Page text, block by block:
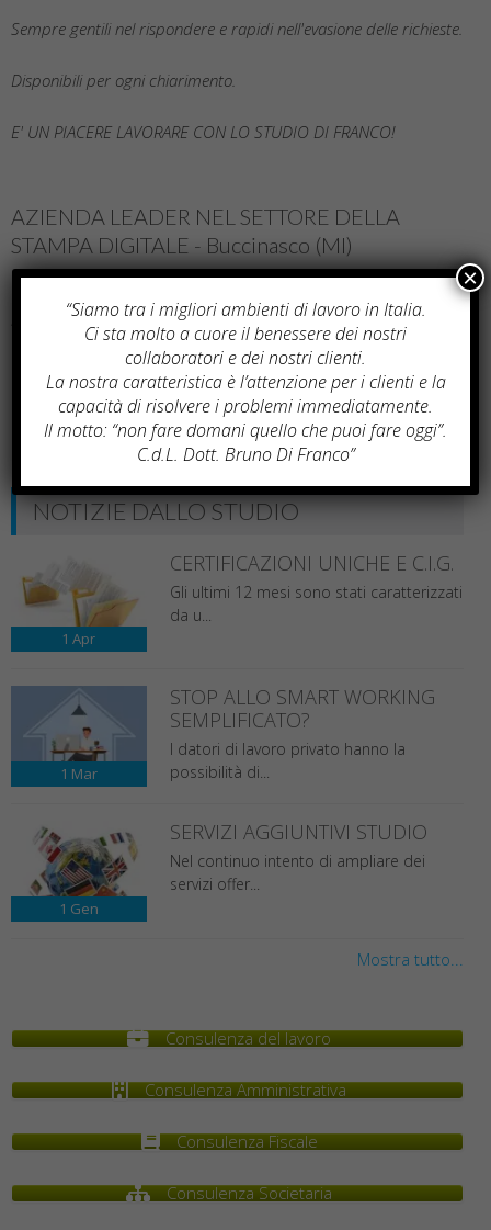
Sempre gentili nel rispondere e rapidi nell'evasione delle richieste.
Disponibili per ogni chiarimento.
E' UN PIACERE LAVORARE CON LO STUDIO DI FRANCO!
AZIENDA LEADER NEL SETTORE DELLA
STAMPA DIGITALE - Buccinasco (MI)
Servizio paghe e contributi ottimo.
Segreteria e assistenza in genere impeccabili!
NOTIZIE DALLO STUDIO
1 Apr
CERTIFICAZIONI UNICHE E C.I.G.
Gli ultimi 12 mesi sono stati caratterizzati
da u...
1 Mar
STOP ALLO SMART WORKING
SEMPLIFICATO?
I datori di lavoro privato hanno la
possibilità di...
1 Gen
SERVIZI AGGIUNTIVI STUDIO
Nel continuo intento di ampliare dei
servizi offer...
Mostra tutto...
Consulenza del lavoro
Consulenza Amministrativa
Consulenza Fiscale
Consulenza Societaria
“Siamo tra i migliori ambienti di lavoro in Italia.
Ci sta molto a cuore il benessere dei nostri
collaboratori e dei nostri clienti.
La nostra caratteristica è l’attenzione per i clienti e la
capacità di risolvere i problemi immediatamente.
Il motto: “non fare domani quello che puoi fare oggi”.
C.d.L. Dott. Bruno Di Franco”
×